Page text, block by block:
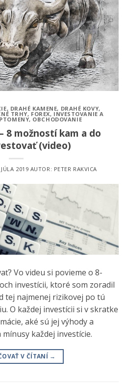
, DRAHÉ KAMENE, DRAHÉ KOVY,
TRHY, FOREX, INVESTOVANIE A
, OBCHODOVANIE
8 možností kam a do
(video)
2019 AUTOR: PETER RAKVICA
Vo videu si povieme o 8-
investícii, ktoré som zoradil
tej najmenej rizikovej po tú
O každej investícii si v skratke
aké sú jej výhody a
každej investície.
V ČÍTANÍ →